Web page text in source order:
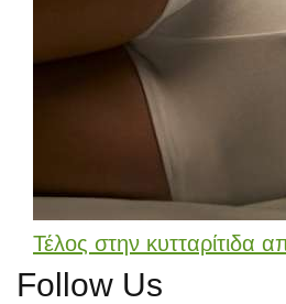
Τέλος στην κυτταρίτιδα
Follow Us